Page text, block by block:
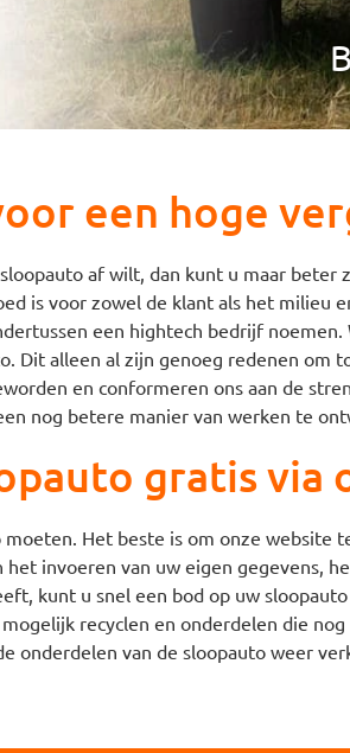
een hoge
af wilt, dan kunt u maar
is voor zowel de klant als het milieu
een hightech bedrijf
Dit alleen al zijn genoeg redenen om
en conformeren ons aan de
nog betere manier van werken te
gratis via
Het beste is om onze website
invoeren van uw eigen gegevens,
kunt u snel een bod op uw
recyclen en onderdelen die
onderdelen van de sloopauto weer